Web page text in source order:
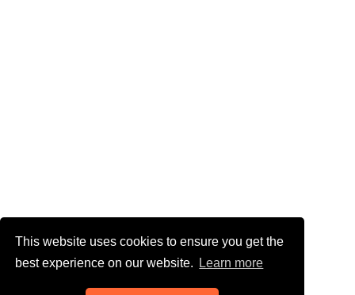
This website uses cookies to ensure you get the
best experience on our website.
Learn more